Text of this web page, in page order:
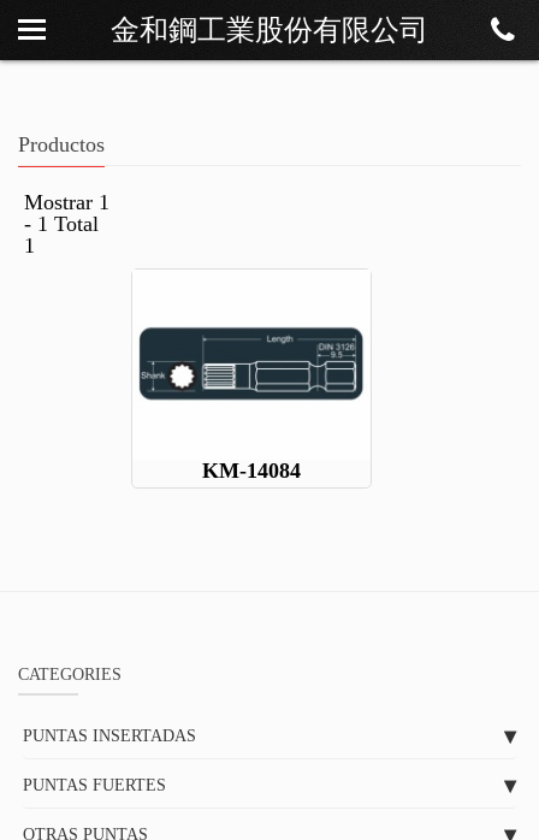
金和鋼工業股份有限公司
Sobre Os
Contáctenos
Productos
Mostrar 1
- 1 Total
1
KM-14084
CATEGORIES
PUNTAS INSERTADAS
PUNTAS FUERTES
OTRAS PUNTAS